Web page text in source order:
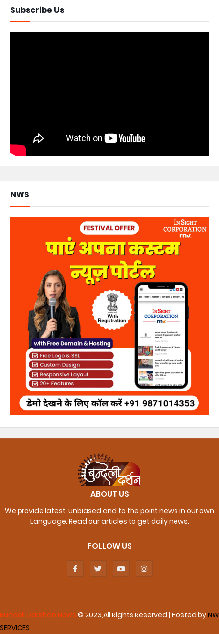
Subscribe Us
NWS
ABOUT US
We provide latest, unbiased and to the point news in our own
Language. Read our articles to get daily news.
FOLLOW US
Bundeli Darshan News © 2023,All Rights Reserved | Hosted byNW
SERVICES